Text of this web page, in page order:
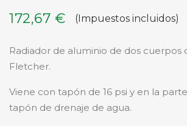
172,67 €
(Impuestos incluidos)
Radiador de aluminio de dos cuerpos
Fletcher.
Viene con tapón de 16 psi y en la
tapón de drenaje de agua.